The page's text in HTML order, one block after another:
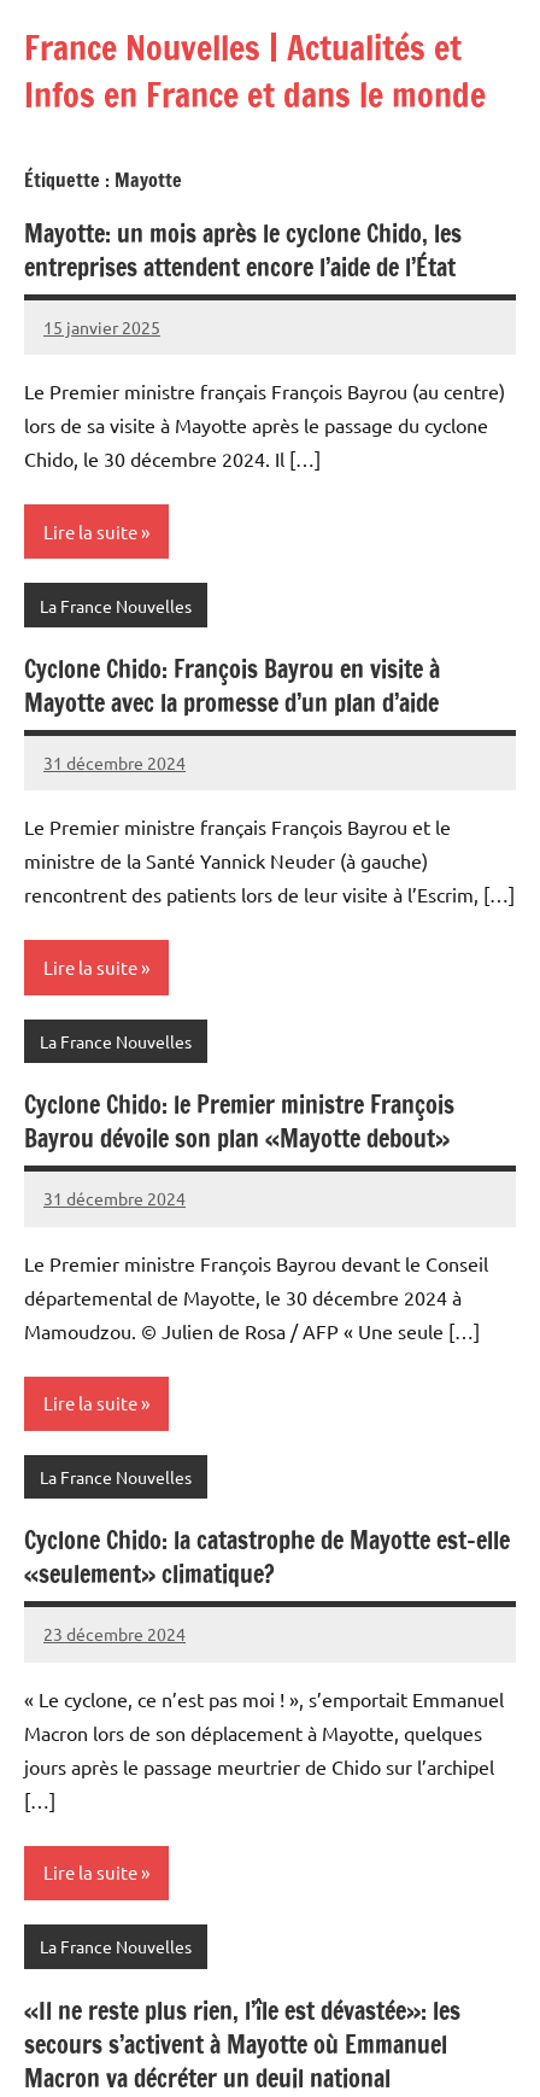
contenu
France Nouvelles | Actualités et
Infos en France et dans le monde
Étiquette : Mayotte
Mayotte: un mois après le cyclone Chido, les
entreprises attendent encore l’aide de l’État
15 janvier 2025
Admins
Le Premier ministre français François Bayrou (au centre)
lors de sa visite à Mayotte après le passage du cyclone
Chido, le 30 décembre 2024. Il […]
Lire la suite
La France Nouvelles
Cyclone Chido: François Bayrou en visite à
Mayotte avec la promesse d’un plan d’aide
31 décembre 2024
Admins
Le Premier ministre français François Bayrou et le
ministre de la Santé Yannick Neuder (à gauche)
rencontrent des patients lors de leur visite à l’Escrim, […]
Lire la suite
La France Nouvelles
Cyclone Chido: le Premier ministre François
Bayrou dévoile son plan «Mayotte debout»
31 décembre 2024
Admins
Le Premier ministre François Bayrou devant le Conseil
départemental de Mayotte, le 30 décembre 2024 à
Mamoudzou. © Julien de Rosa / AFP « Une seule […]
Lire la suite
La France Nouvelles
Cyclone Chido: la catastrophe de Mayotte est-elle
«seulement» climatique?
23 décembre 2024
Admins
« Le cyclone, ce n’est pas moi ! », s’emportait Emmanuel
Macron lors de son déplacement à Mayotte, quelques
jours après le passage meurtrier de Chido sur l’archipel
[…]
Lire la suite
La France Nouvelles
«Il ne reste plus rien, l’île est dévastée»: les
secours s’activent à Mayotte où Emmanuel
Macron va décréter un deuil national